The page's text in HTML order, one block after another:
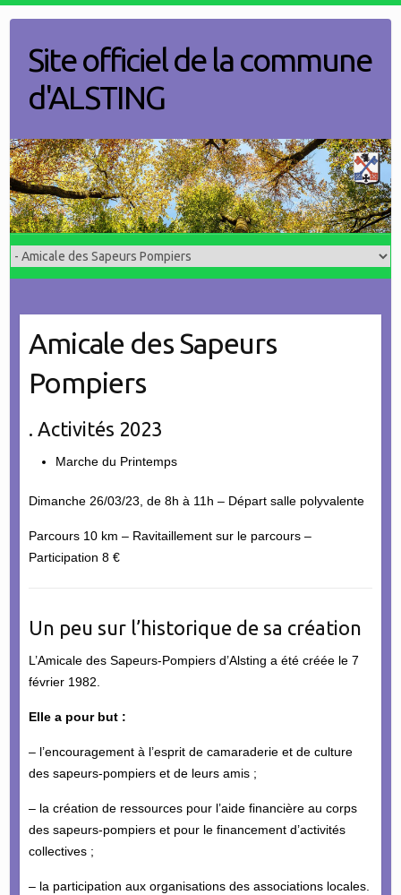
contentSite officiel de la commune
d'ALSTING
Amicale des Sapeurs
Pompiers
. Activités 2023
Marche du Printemps
Dimanche 26/03/23, de 8h à 11h – Départ salle polyvalente
Parcours 10 km – Ravitaillement sur le parcours –
Participation 8 €
Un peu sur l’historique de sa création
L’Amicale des Sapeurs-Pompiers d’Alsting a été créée le 7
février 1982.
Elle a pour but :
– l’encouragement à l’esprit de camaraderie et de culture
des sapeurs-pompiers et de leurs amis ;
– la création de ressources pour l’aide financière au corps
des sapeurs-pompiers et pour le financement d’activités
collectives ;
– la participation aux organisations des associations locales.